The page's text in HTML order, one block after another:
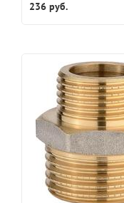
236 руб.